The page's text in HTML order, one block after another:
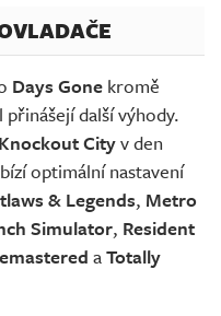
Days Gone kromě
další výhody.
Knockout Cityv den
optimální nastavení
& Legends, Metro
Simulator, Resident
aTotally